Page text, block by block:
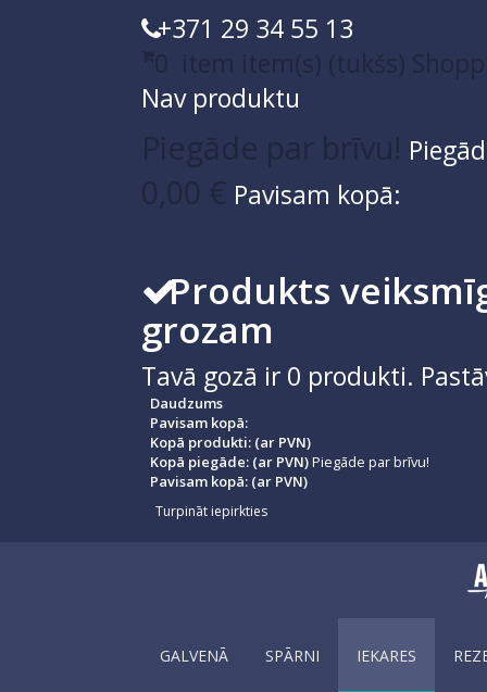
+371 29 34 55 13
0
item item(s) (tukšs)
Nav produktu
Piegāde par brīvu!
0,00 € Pavisam kopā:
Produkts
grozam
Tavā gozā ir 0 produkti.
Daudzums
Pavisam kopā:
Kopā produkti: (ar PVN)
Kopā piegāde: (ar PVN)Piegāde par brīvu!
Pavisam kopā: (ar PVN)
Turpināt iepirkties
GALVENĀ SPĀRNI IEKARES